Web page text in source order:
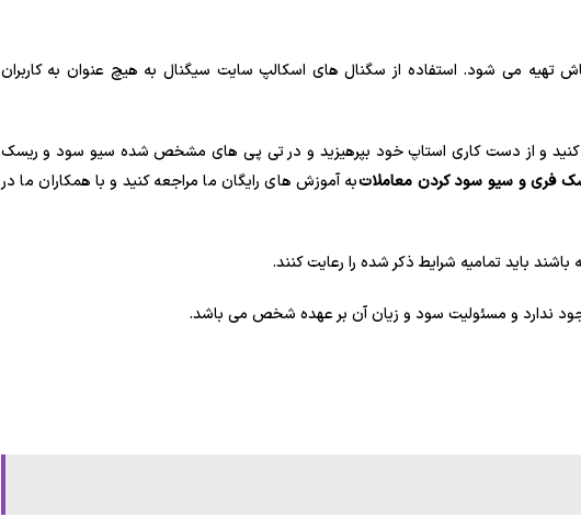
تهیه می شود. استفاده از سگنال های اسکالپ سایت سیگنال به هیچ عنوان به کاربران
کنید و از دست کاری استاپ خود بپرهیزید و در تی پی های مشخص شده سیو سود و ریسک
فری و سیو سود کردن معاملاتبه آموزش های رایگان ما مراجعه کنید و با همکاران ما در
باید تمامیه شرایط ذکر شده را رعایت کنند.
ندارد و مسئولیت سود و زیان آن بر عهده شخص می باشد.